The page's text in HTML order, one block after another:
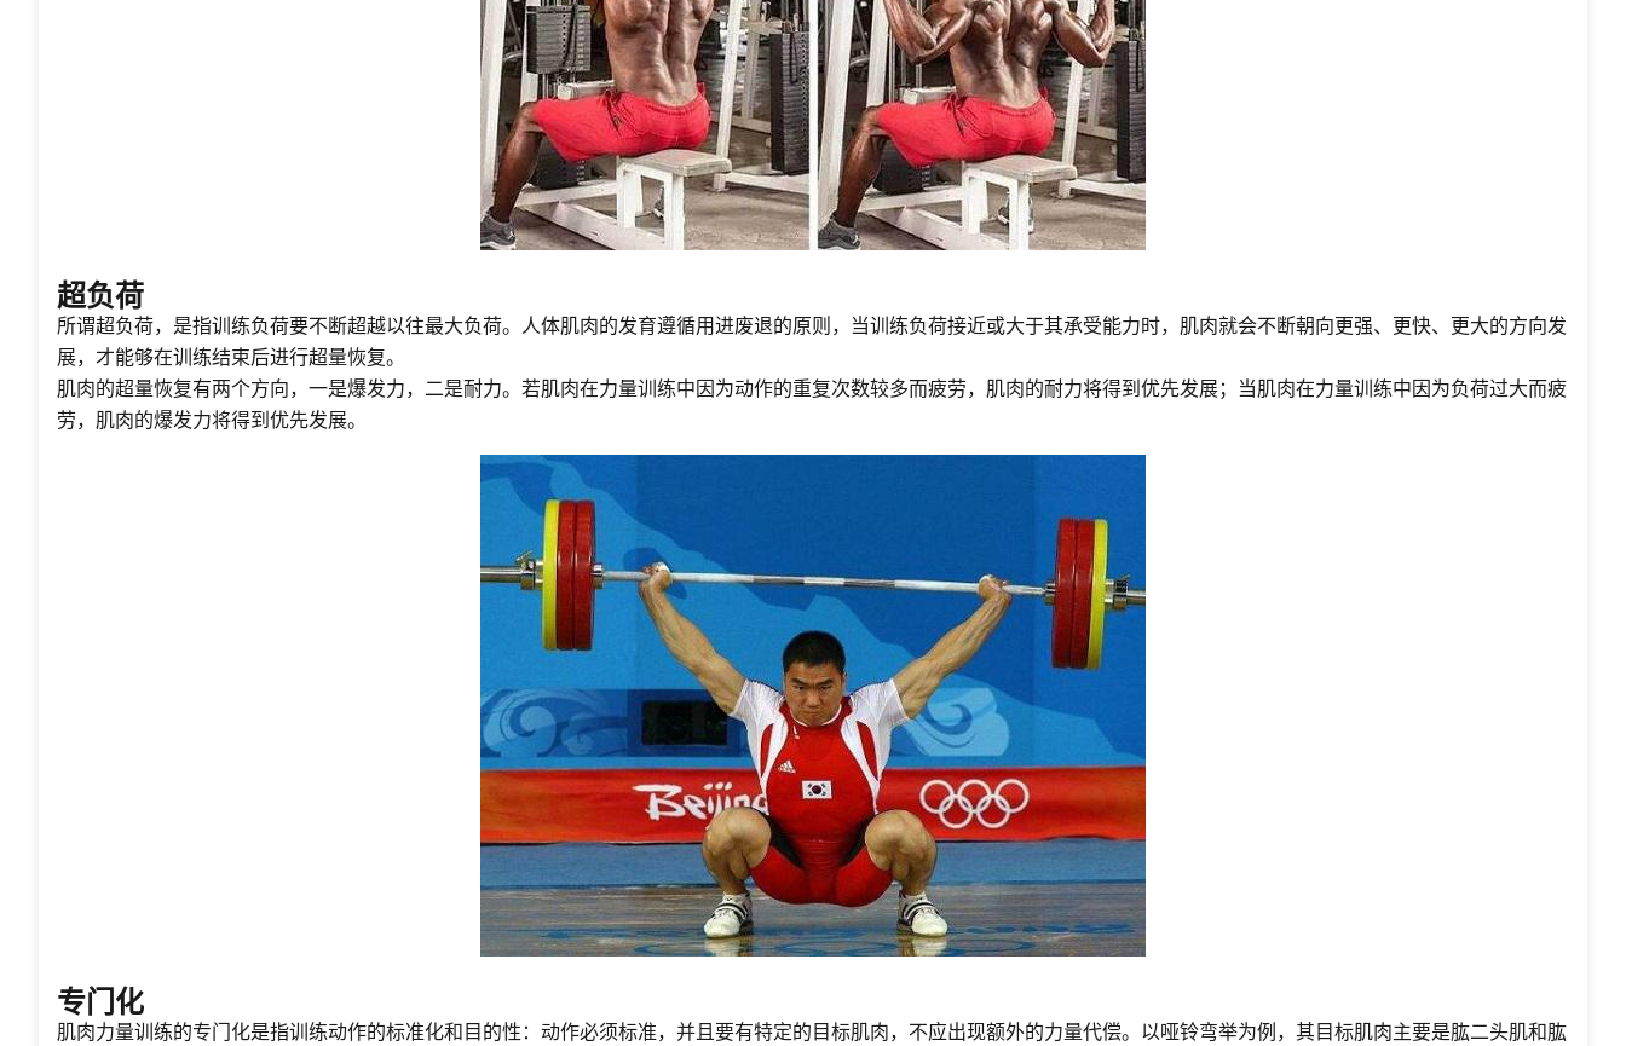
超负荷
所谓超负荷，是指训练负荷要不断超越以往最大负荷。人体肌肉的发育遵循用进废退的原则，当训练负荷接近或大于其承受能力时，肌肉就会不断朝向更强、更快、更大的方向发
展，才能够在训练结束后进行超量恢复。
肌肉的超量恢复有两个方向，一是爆发力，二是耐力。若肌肉在力量训练中因为动作的重复次数较多而疲劳，肌肉的耐力将得到优先发展；当肌肉在力量训练中因为负荷过大而疲
劳，肌肉的爆发力将得到优先发展。
专门化
肌肉力量训练的专门化是指训练动作的标准化和目的性：动作必须标准，并且要有特定的目标肌肉，不应出现额外的力量代偿。以哑铃弯举为例，其目标肌肉主要是肱二头肌和肱